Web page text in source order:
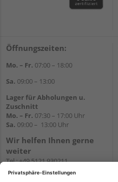
Öffnungszeiten:
Mo. – Fr. 07:00 – 18:00
Sa. 09:00 – 13:00
Lager für Abholungen u.
Zuschnitt
Mo. – Fr. 07:30 – 17:00 Uhr
Sa. 09:00 – 13:00 Uhr
Wir helfen Ihnen gerne
weiter
Tel.:+49 5121 930211
E-Mail:holzlandshop@holzland-